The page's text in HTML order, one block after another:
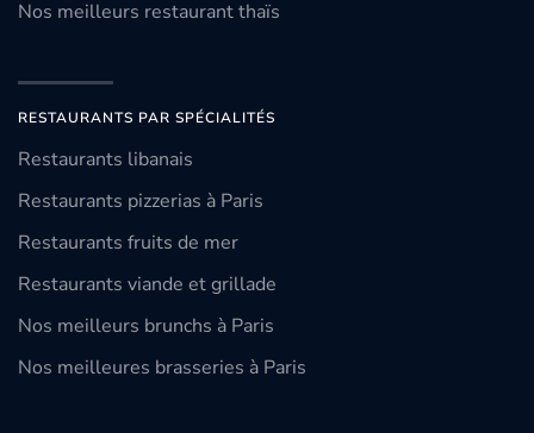
Nos meilleurs restaurant thaïs
RESTAURANTS PAR SPÉCIALITÉS
Restaurants libanais
Restaurants pizzerias à Paris
Restaurants fruits de mer
Restaurants viande et grillade
Nos meilleurs brunchs à Paris
Nos meilleures brasseries à Paris